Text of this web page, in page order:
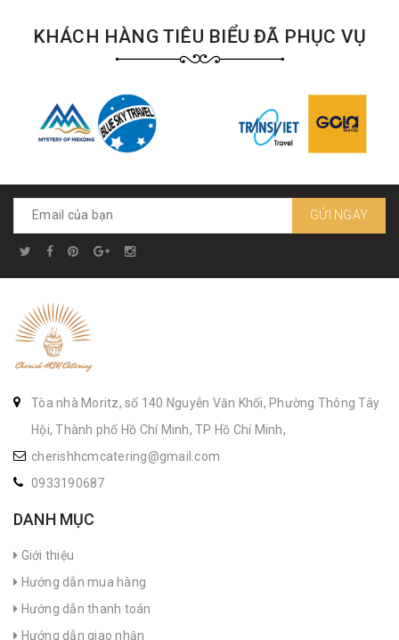
KHÁCH HÀNG TIÊU BIỂU ĐÃ PHỤC VỤ
GỬI NGAY
Tòa nhà Moritz, số 140 Nguyễn Văn Khối, Phường Thông Tây
Hội, Thành phố Hồ Chí Minh, TP Hồ Chí Minh,
cherishhcmcatering@gmail.com
0933190687
DANH MỤC
Giới thiệu
Hướng dẫn mua hàng
Hướng dẫn thanh toán
Hướng dẫn giao nhận